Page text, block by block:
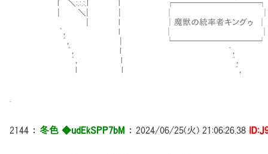
l ＼:.:.:.l l ┌──────────┐
| ＼| | │
| l │魔獣の統率者キングゥ │
ﾟ， l │ │
ﾟ， | └──────────┘
ﾟ， l ﾟ，
ﾟ， l ﾟ，
l l ﾟ，
2144 ： 冬色 ◆udEkSPP7bM ： 2024/06/25(火) 21:06:26.38